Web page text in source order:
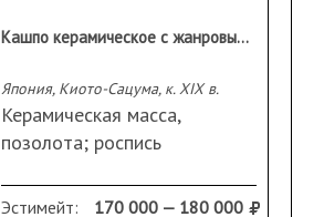
Кашпо керамическое с жанровыми сценами в резервах
Япония, Киото-Сацума, к. XIX в.
Керамическая масса,
позолота; роспись
рельеф
Эстимейт: 170 000 — 180 000